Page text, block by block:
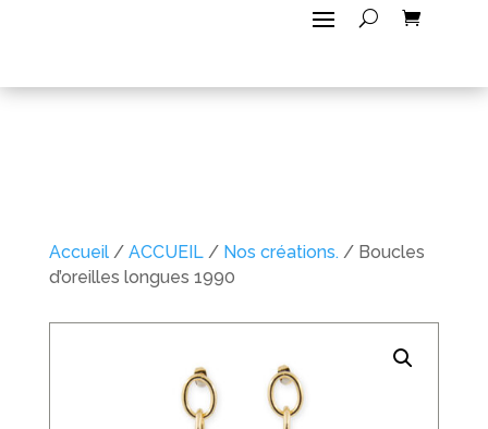
Accueil/ ACCUEIL/ Nos créations./ Boucles
d’oreilles longues 1990